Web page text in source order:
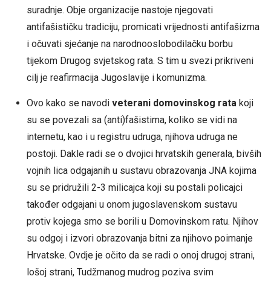
suradnje. Obje organizacije nastoje njegovati
antifašističku tradiciju, promicati vrijednosti antifašizma
i očuvati sjećanje na narodnooslobodilačku borbu
tijekom Drugog svjetskog rata. S tim u svezi prikriveni
cilj je reafirmacija Jugoslavije i komunizma.
Ovo kako se navodiveterani domovinskog ratakoji
su se povezali sa (anti)fašistima, koliko se vidi na
internetu, kao i u registru udruga, njihova udruga ne
postoji. Dakle radi se o dvojici hrvatskih generala, bivših
vojnih lica odgajanih u sustavu obrazovanja JNA kojima
su se pridružili 2-3 milicajca koji su postali policajci
također odgajani u onom jugoslavenskom sustavu
protiv kojega smo se borili u Domovinskom ratu. Njihov
su odgoj i izvori obrazovanja bitni za njihovo poimanje
Hrvatske. Ovdje je očito da se radi o onoj drugoj strani,
lošoj strani, Tudžmanog mudrog poziva svim